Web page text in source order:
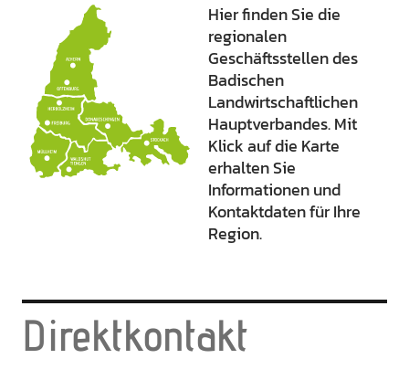
Hier finden Sie die
regionalen
Geschäftsstellen des
Badischen
Landwirtschaftlichen
Hauptverbandes. Mit
Klick auf die Karte
erhalten Sie
Informationen und
Kontaktdaten für Ihre
Region.
Direktkontakt